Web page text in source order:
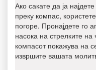
Ако сакате да ја
преку компас,
погоре. Пронајдете го
насока на стрелките на
компасот покажува на
извршите вашата